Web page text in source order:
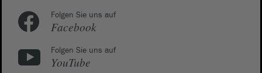
Folgen Sie uns auf
Facebook
Folgen Sie uns auf
YouTube